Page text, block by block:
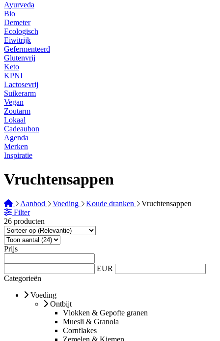
Ayurveda
Bio
Demeter
Ecologisch
Eiwitrijk
Gefermenteerd
Glutenvrij
Keto
KPNI
Lactosevrij
Suikerarm
Vegan
Zoutarm
Lokaal
Cadeaubon
Agenda
Merken
Inspiratie
Vruchtensappen
Aanbod Voeding Koude dranken
Vruchtensappen
Filter
26 producten
Prijs
EUR
Categorieën
Voeding
Ontbijt
Vlokken & Gepofte granen
Muesli & Granola
Cornflakes
Zemelen & Kiemen